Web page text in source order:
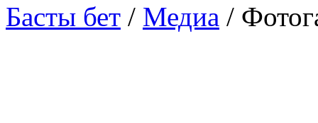
Басты бет / Медиа /